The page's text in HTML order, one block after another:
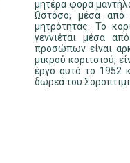
μητέρα φορά
Ωστόσο, μέσα από
μητρότητας. Το
γεννιέται μέσα
προσώπων είναι
μικρού κοριτσιού,
έργο αυτό το 1952
δωρεά του